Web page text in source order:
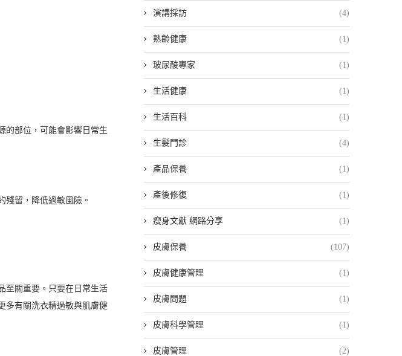
的部位，可能會影響日常生
殘留，降低過敏風險。
至關重要。只要在日常生活
多有關洗衣精過敏與肌膚健
演講採訪 (4)
熟齡健康 (1)
玻尿酸專家 (1)
生活健康 (1)
生活百科 (1)
生髮門診 (4)
產品保養 (1)
產後修復 (1)
瘦身文獻 網路分享 (1)
皮膚保養 (107)
皮膚健康管理 (1)
皮膚問題 (1)
皮膚科學管理 (1)
皮膚管理 (2)